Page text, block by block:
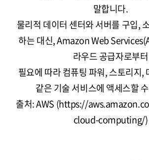
말합니다.
물리적 데이터 센터와 서버를 구입,
하는 대신, Amazon Web
라우드 공급자로부터
필요에 따라 컴퓨팅 파워, 스토리지,
같은 기술 서비스에 액세스할
출처: AWS (https://
cloud-computing/)